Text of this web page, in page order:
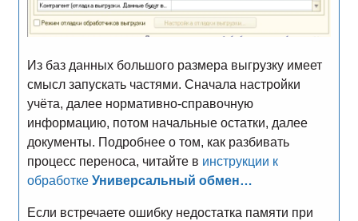
Из баз данных большого размера выгрузку имеет
смысл запускать частями. Сначала настройки
учёта, далее нормативно-справочную
информацию, потом начальные остатки, далее
документы. Подробнее о том, как разбивать
процесс переноса, читайте в инструкции к
обработке Универсальный обмен…
Если встречаете ошибку недостатка памяти при